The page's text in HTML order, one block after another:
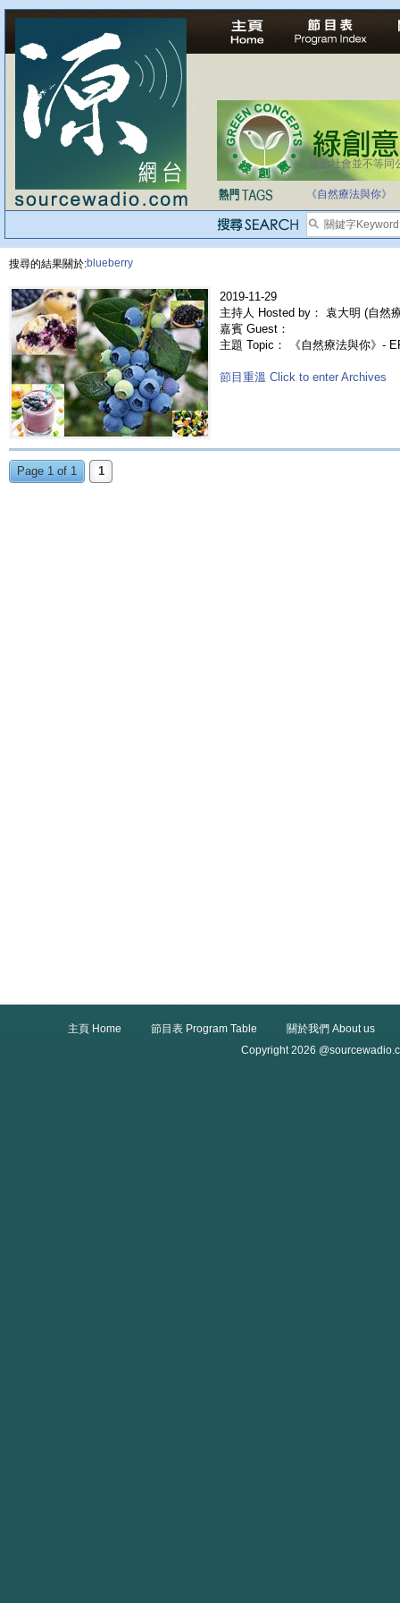
法治社會並不等同
《自然療法與你》
搜尋的結果關於:blueberry
2019-11-29
主持人 Hosted by： 袁大明 (自然
嘉賓 Guest：
主題 Topic： 《自然療法與你》-
節目重溫 Click to enter Archives
Page 1 of 1 1
主頁 Home 節目表 Program Table
關於我們 About us
Copyright 2026